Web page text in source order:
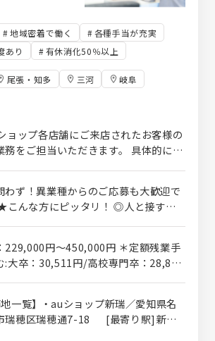
地域密着で働く
各種手当が充実
あり
有休消化50％以上
尾張・知多 三河
岐阜
ップ各店舗にご来店されたお客様の
をご担当いただきます。 具体的に
付、接客業務は未経験の方、auでの勤
がある方はもちろん、ソフトバンクや
などのその他携帯キャリアでお仕事を
きた方も大歓迎です！
わず！異業種からのご応募も大歓迎で
面で直接「ありがとう」を貰えます。 ◎
ワークを重視している方 私たちの
」という仕事はお客様とスタッフが1対1
というイメージですが、実は店舗全体
ートをし合いながら1人のお客様対応
ています。 ◎地元に貢献したい方 必
229,000円〜450,000円 ＊定額残業手
:大卒：30,511円/高校専門卒：28,850
わらず支給。 定額時間を超える時間外
ついての割増賃金は追加支給。
地一覧】 ・auショップ新瑞／愛知県名
瑞穂区瑞穂通7-18 [最寄り駅]新瑞